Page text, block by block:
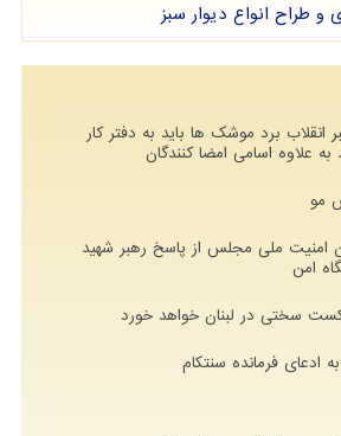
طراح انواع دیوار سبز
به رهبر انقلاب برد موشک ها باید به دفتر کار
به علاوه اسامی امضا کنندگان
مو
امنیت ملی مجلس از پاسخ رهبر شهید
امن
سختی در لبنان خواهد خورد
ادعای فرمانده سنتکام